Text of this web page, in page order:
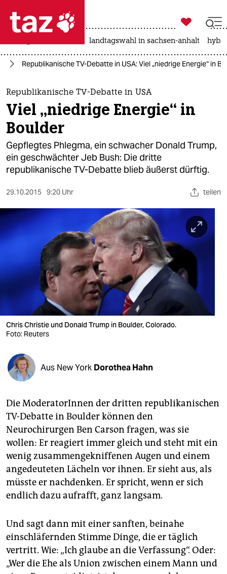
 taz zahl ich
taz zahl ich
themen
politik
öko
gesellschaft
sport
berlin
wahrheit
verlag
verlag
veranstaltungen
shop
fragen & hilfe
unterstützen
abo
genossenschaft
epaper login

taz zahl ich
landtagswahl in sachsen-anhalt
Republikanische TV-Debatte in USA: Viel „niedrige Energie“ in
Republikanische TV-Debatte in USA
Viel „niedrige Energie“ in
Boulder
Gepflegtes Phlegma, ein schwacher Donald Trump,
ein geschwächter Jeb Bush: Die dritte
republikanische TV-Debatte blieb äußerst dürftig.
29.10.2015 9:20 Uhr teilen
Chris Christie und Donald Trump in Boulder, Colorado.
Foto: Reuters
Aus New York Dorothea Hahn
Die ModeratorInnen der dritten republikanischen
TV-Debatte in Boulder können den
Neurochirurgen Ben Carson fragen, was sie
wollen: Er reagiert immer gleich und steht mit ein
wenig zusammengekniffenen Augen und einem
angedeuteten Lächeln vor ihnen. Er sieht aus, als
müsste er nachdenken. Er spricht, wenn er sich
endlich dazu aufrafft, ganz langsam.
Und sagt dann mit einer sanften, beinahe
einschläfernden Stimme Dinge, die er täglich
vertritt. Wie: „Ich glaube an die Verfassung“. Oder:
„Wer die Ehe als Union zwischen einem Mann und